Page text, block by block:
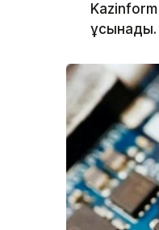
Kazinform
ұсынады.